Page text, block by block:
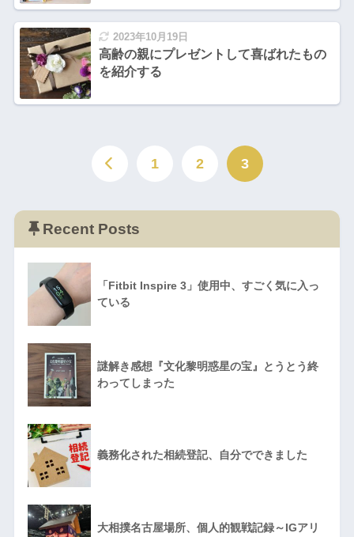
2023年10月19日
高齢の親にプレゼントして喜ばれたもの
を紹介する
1 2 3
Recent Posts
「Fitbit Inspire 3」使用中、すごく気に入っ
ている
謎解き感想『文化黎明惑星の宝』とうとう終
わってしまった
義務化された相続登記、自分でできました
大相撲名古屋場所、個人的観戦記録～IGアリ